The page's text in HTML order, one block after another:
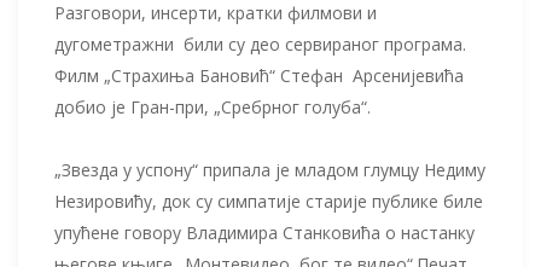
Разговори, инсерти, кратки филмови и
дугометражни били су део сервираног програма.
Филм „Страхиња Бановић“ Стефан Арсенијевића
добио је Гран-при, „Сребрног голуба“.
„Звезда у успону“ припала је младом глумцу Недиму
Незировићу, док су симпатије старије публике биле
упућене говору Владимира Станковића о настанку